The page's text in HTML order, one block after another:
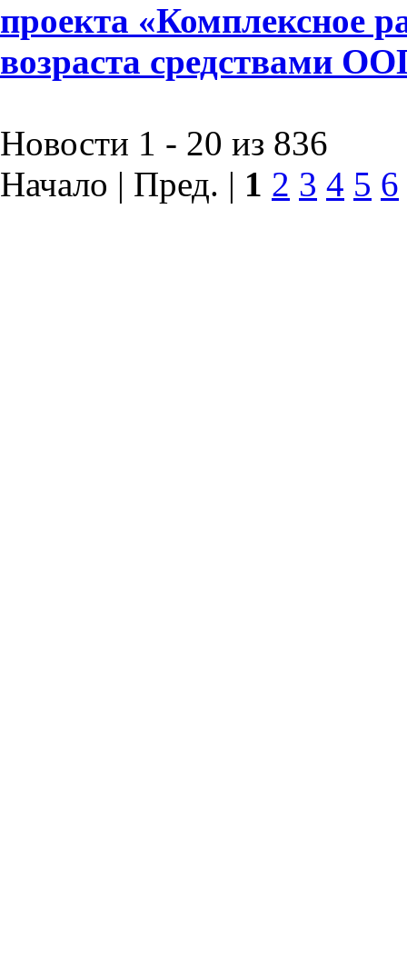
проекта «Комплексное
возраста средствами
Новости 1 - 20 из 836
Начало | Пред. | 1 2 3 4 5 6